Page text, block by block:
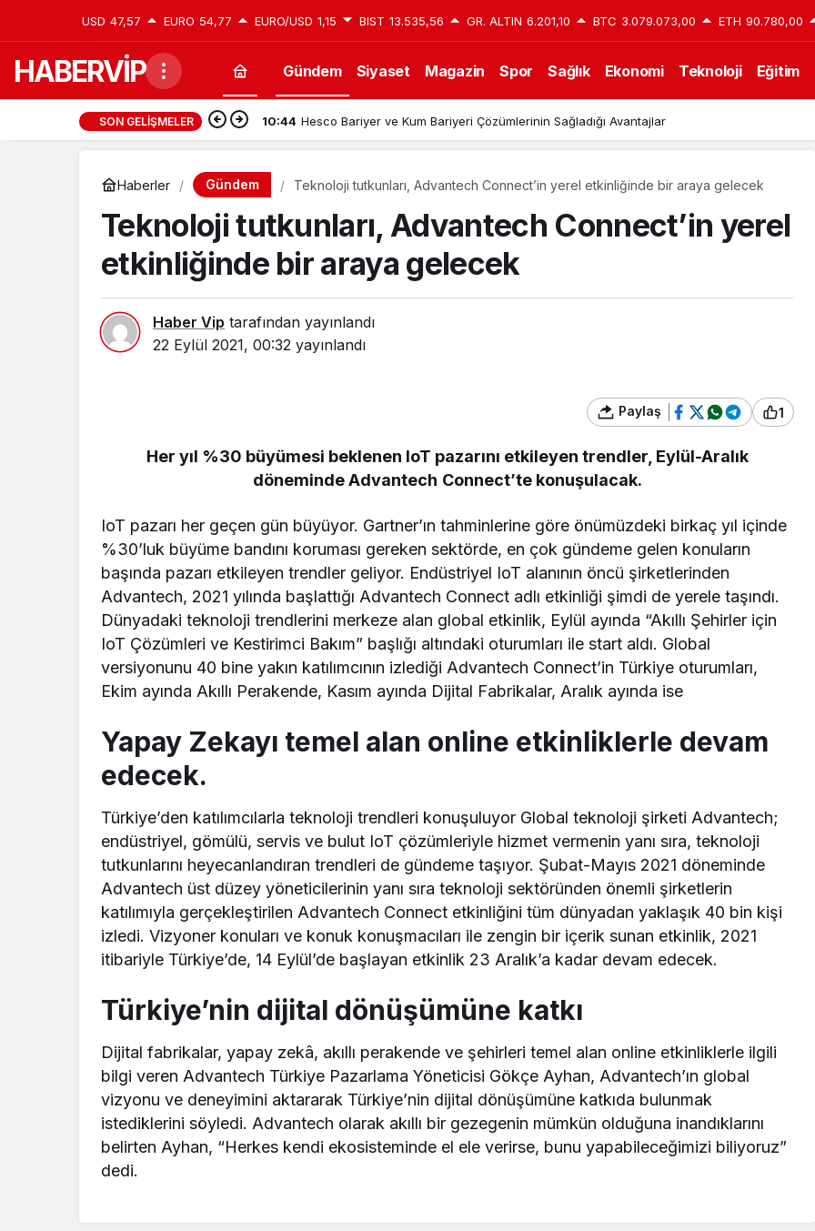
USD 47,57 EURO 54,77 EURO/USD 1,15 BIST 13.535,56 GR. ALTIN 6.201,10 BTC 3.079.073,00 ETH 90.780,00
HABERVİP Gündem Siyaset Magazin Spor Sağlık Ekonomi Teknoloji Eğitim
SON GELIŞMELER 10:44 Hesco Bariyer ve Kum Bariyeri Çözümlerinin Sağladığı Avantajlar
Haberler Gündem Teknoloji tutkunları, Advantech Connect’in yerel etkinliğinde bir araya gelecek
Teknoloji tutkunları, Advantech Connect’in yerel
etkinliğinde bir araya gelecek
Haber Vip tarafından yayınlandı
22 Eylül 2021, 00:32 yayınlandı
Paylaş 1
Her yıl %30 büyümesi beklenen IoT pazarını etkileyen trendler, Eylül-Aralık
döneminde Advantech Connect’te konuşulacak.
IoT pazarı her geçen gün büyüyor. Gartner’ın tahminlerine göre önümüzdeki birkaç yıl içinde
%30’luk büyüme bandını koruması gereken sektörde, en çok gündeme gelen konuların
başında pazarı etkileyen trendler geliyor. Endüstriyel IoT alanının öncü şirketlerinden
Advantech, 2021 yılında başlattığı Advantech Connect adlı etkinliği şimdi de yerele taşındı.
Dünyadaki teknoloji trendlerini merkeze alan global etkinlik, Eylül ayında “Akıllı Şehirler için
IoT Çözümleri ve Kestirimci Bakım” başlığı altındaki oturumları ile start aldı. Global
versiyonunu 40 bine yakın katılımcının izlediği Advantech Connect’in Türkiye oturumları,
Ekim ayında Akıllı Perakende, Kasım ayında Dijital Fabrikalar, Aralık ayında ise
Yapay Zekayı temel alan online etkinliklerle devam
edecek.
Türkiye’den katılımcılarla teknoloji trendleri konuşuluyor Global teknoloji şirketi Advantech;
endüstriyel, gömülü, servis ve bulut IoT çözümleriyle hizmet vermenin yanı sıra, teknoloji
tutkunlarını heyecanlandıran trendleri de gündeme taşıyor. Şubat-Mayıs 2021 döneminde
Advantech üst düzey yöneticilerinin yanı sıra teknoloji sektöründen önemli şirketlerin
katılımıyla gerçekleştirilen Advantech Connect etkinliğini tüm dünyadan yaklaşık 40 bin kişi
izledi. Vizyoner konuları ve konuk konuşmacıları ile zengin bir içerik sunan etkinlik, 2021
itibariyle Türkiye’de, 14 Eylül’de başlayan etkinlik 23 Aralık’a kadar devam edecek.
Türkiye’nin dijital dönüşümüne katkı
Dijital fabrikalar, yapay zekâ, akıllı perakende ve şehirleri temel alan online etkinliklerle ilgili
bilgi veren Advantech Türkiye Pazarlama Yöneticisi Gökçe Ayhan, Advantech’ın global
vizyonu ve deneyimini aktararak Türkiye’nin dijital dönüşümüne katkıda bulunmak
istediklerini söyledi. Advantech olarak akıllı bir gezegenin mümkün olduğuna inandıklarını
belirten Ayhan, “Herkes kendi ekosisteminde el ele verirse, bunu yapabileceğimizi biliyoruz”
dedi.